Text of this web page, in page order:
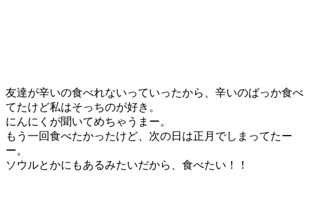
友達が辛いの食べれないっていったから、辛いのばっか食べ
てたけど私はそっちのが好き。
にんにくが聞いてめちゃうまー。
もう一回食べたかったけど、次の日は正月でしまってたー
ー。
ソウルとかにもあるみたいだから、食べたい！！